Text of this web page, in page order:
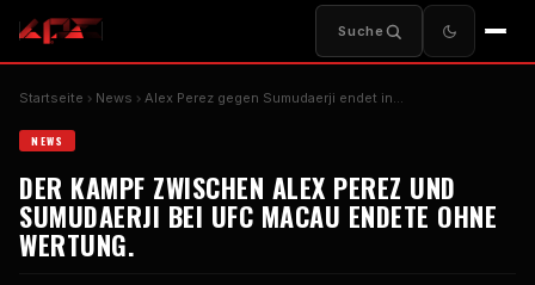
Suche
Startseite News Alex Perez gegen Sumudaerji endet in…
NEWS
DER KAMPF ZWISCHEN ALEX PEREZ UND
SUMUDAERJI BEI UFC MACAU ENDETE OHNE
WERTUNG.